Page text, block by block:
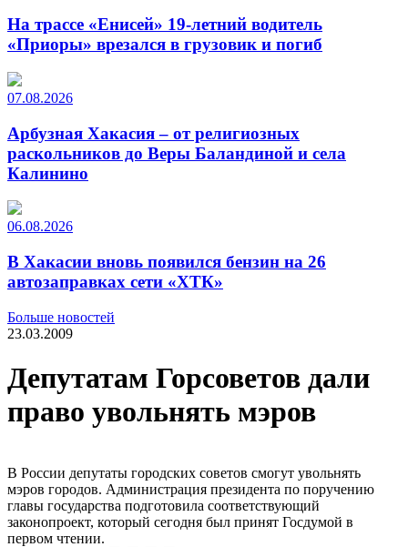
На трассе «Енисей» 19-летний водитель
«Приоры» врезался в грузовик и погиб
07.08.2026
Арбузная Хакасия – от религиозных
раскольников до Веры Баландиной и села
Калинино
06.08.2026
В Хакасии вновь появился бензин на 26
автозаправках сети «ХТК»
Больше новостей
23.03.2009
Депутатам Горсоветов дали
право увольнять мэров
В России депутаты городских советов смогут увольнять
мэров городов. Администрация президента по поручению
главы государства подготовила соответствующий
законопроект, который сегодня был принят Госдумой в
первом чтении.